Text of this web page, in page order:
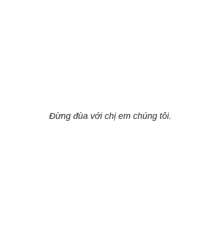
Đừng đùa với chị em chúng tôi.